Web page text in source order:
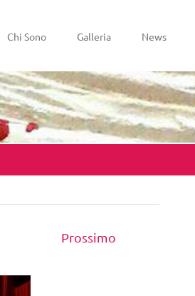
Chi Sono Galleria News
Prossimo